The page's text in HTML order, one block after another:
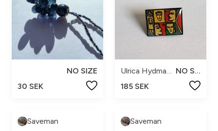
NO SIZE
30 SEK
NO SIZE
185 SEK
Saveman Saveman